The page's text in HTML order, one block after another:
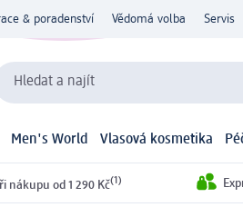
& poradenství Vědomá volba Servis
Hledat a najít
Men's World Vlasová kosmetika
nákupu od 1 290 Kč(1)